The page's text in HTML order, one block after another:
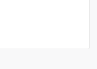
公司如何處理在商業合